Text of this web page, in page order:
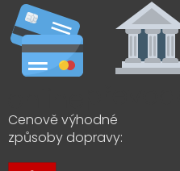
Cenově výhodné
způsoby dopravy: